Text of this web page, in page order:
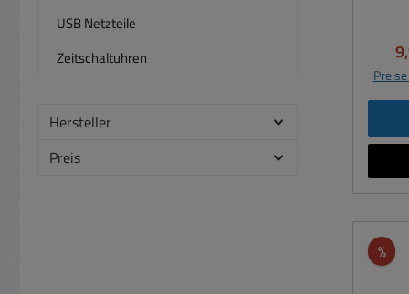
USB Netzteile
Zeitschaltuhren
Hersteller
Preis
Umwelt Lithium 9V
%